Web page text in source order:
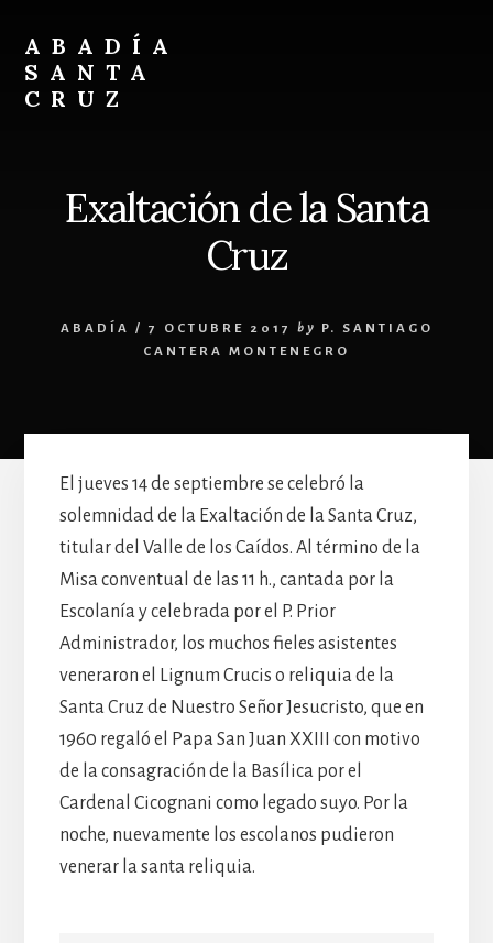
content
footer
ABADÍA
SANTA
CRUZ
Exaltación de la Santa
Cruz
ABADÍA / 7 OCTUBRE 2017 by
P. SANTIAGO
CANTERA MONTENEGRO
El jueves 14 de septiembre se celebró la
solemnidad de la Exaltación de la Santa Cruz,
titular del Valle de los Caídos. Al término de la
Misa conventual de las 11 h., cantada por la
Escolanía y celebrada por el P. Prior
Administrador, los muchos fieles asistentes
veneraron el Lignum Crucis o reliquia de la
Santa Cruz de Nuestro Señor Jesucristo, que en
1960 regaló el Papa San Juan XXIII con motivo
de la consagración de la Basílica por el
Cardenal Cicognani como legado suyo. Por la
noche, nuevamente los escolanos pudieron
venerar la santa reliquia.